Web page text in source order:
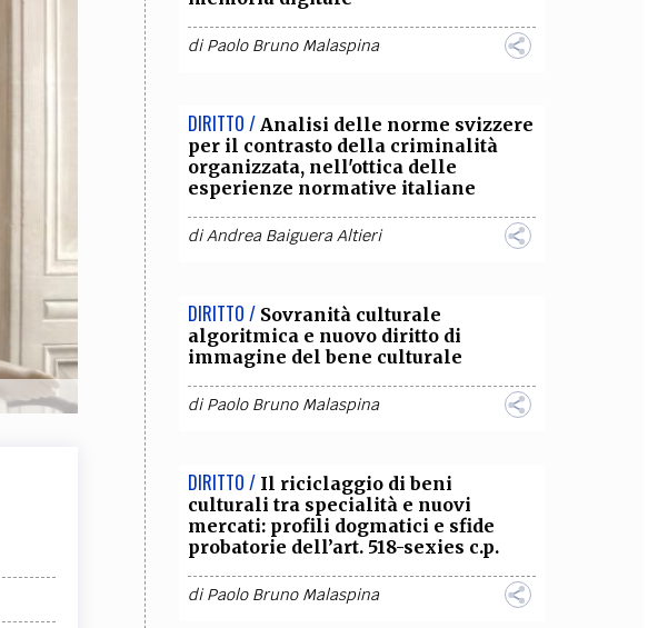
COLLABORA CON NOI
diPaolo Bruno Malaspina
DIRITTO / Analisi delle norme svizzere
per il contrasto della criminalità
organizzata, nell'ottica delle
esperienze normative italiane
diAndrea Baiguera Altieri
DIRITTO / Sovranità culturale
algoritmica e nuovo diritto di
immagine del bene culturale
diPaolo Bruno Malaspina
DIRITTO / Il riciclaggio di beni
culturali tra specialità e nuovi
mercati: profili dogmatici e sfide
probatorie dell’art. 518-sexies c.p.
diPaolo Bruno Malaspina